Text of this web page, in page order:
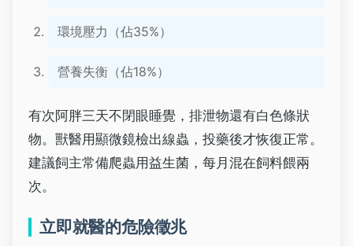
環境壓力（佔35%）
營養失衡（佔18%）
有次阿胖三天不閉眼睡覺，排泄物還有白色條狀
物。獸醫用顯微鏡檢出線蟲，投藥後才恢復正常。
建議飼主常備爬蟲用益生菌，每月混在飼料餵兩
次。
立即就醫的危險徵兆